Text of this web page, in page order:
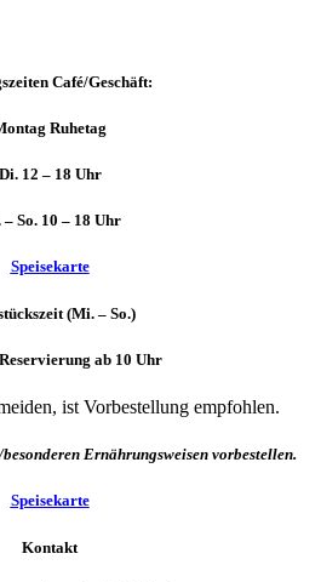
Café/Geschäft:
Ruhetag
Di. 12 – 18 Uhr
So. 10 – 18 Uhr
Speisekarte
(Mi. – So.)
ab 10 Uhr
ist Vorbestellung empfohlen.
Ernährungsweisen vorbestellen.
Speisekarte
Kontakt